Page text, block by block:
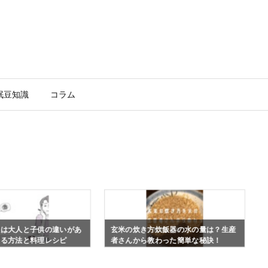
豆知識 コラム
大人と子供の違いがあ
方法と料理レシピ
玄米の炊き方炊飯器の水の量は？生産
者さんから教わった簡単な秘訣！